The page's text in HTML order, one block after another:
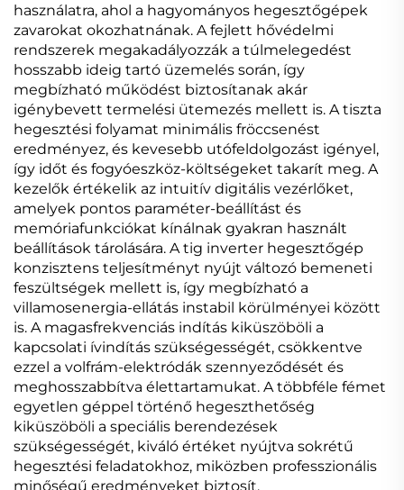
használatra, ahol a hagyományos hegesztőgépek
zavarokat okozhatnának. A fejlett hővédelmi
rendszerek megakadályozzák a túlmelegedést
hosszabb ideig tartó üzemelés során, így
megbízható működést biztosítanak akár
igénybevett termelési ütemezés mellett is. A tiszta
hegesztési folyamat minimális fröccsenést
eredményez, és kevesebb utófeldolgozást igényel,
így időt és fogyóeszköz-költségeket takarít meg. A
kezelők értékelik az intuitív digitális vezérlőket,
amelyek pontos paraméter-beállítást és
memóriafunkciókat kínálnak gyakran használt
beállítások tárolására. A tig inverter hegesztőgép
konzisztens teljesítményt nyújt változó bemeneti
feszültségek mellett is, így megbízható a
villamosenergia-ellátás instabil körülményei között
is. A magasfrekvenciás indítás kiküszöböli a
kapcsolati ívindítás szükségességét, csökkentve
ezzel a volfrám-elektródák szennyeződését és
meghosszabbítva élettartamukat. A többféle fémet
egyetlen géppel történő hegeszthetőség
kiküszöböli a speciális berendezések
szükségességét, kiváló értéket nyújtva sokrétű
hegesztési feladatokhoz, miközben professzionális
minőségű eredményeket biztosít.